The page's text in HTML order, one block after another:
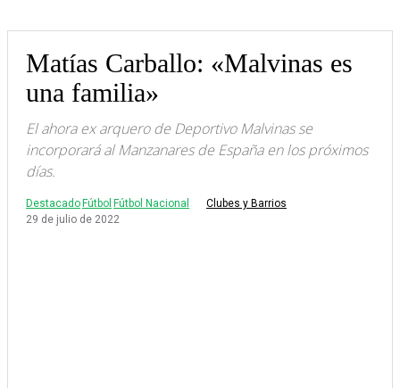
Matías Carballo: «Malvinas es
una familia»
El ahora ex arquero de Deportivo Malvinas se
incorporará al Manzanares de España en los próximos
días.
DestacadoFútbol Fútbol Nacional
Clubes y Barrios
29 de julio de 2022